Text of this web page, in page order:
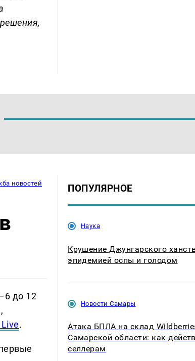
новостей
до 12
.
ПОПУЛЯРНОЕ
Наука
Крушение Джунгарского
эпидемией оспы и голодом
Новости Самары
Атака БПЛА на склад
Самарской области: как
селлерам